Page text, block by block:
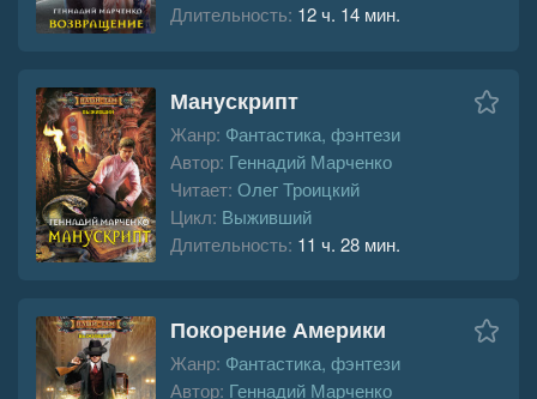
Длительность: 12 ч. 14 мин.
Манускрипт
Жанр: Фантастика, фэнтези
Автор: Геннадий Марченко
Читает: Олег Троицкий
Цикл: Выживший
Длительность: 11 ч. 28 мин.
Покорение Америки
Жанр: Фантастика, фэнтези
Автор: Геннадий Марченко